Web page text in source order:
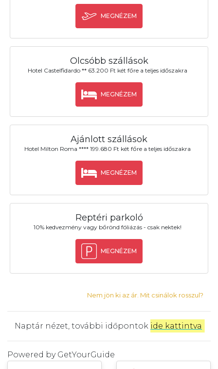
MEGNÉZEM
Olcsóbb szállások
Hotel Castelfidardo ** 63.200 Ft két főre a teljes időszakra
MEGNÉZEM
Ajánlott szállások
Hotel Milton Roma **** 199.680 Ft két főre a teljes időszakra
MEGNÉZEM
Reptéri parkoló
10% kedvezmény vagy bőrönd fóliázás - csak nektek!
MEGNÉZEM
Nem jön ki az ár. Mit csinálok rosszul?
Naptár nézet, további időpontok ide kattintva
Powered by GetYourGuide